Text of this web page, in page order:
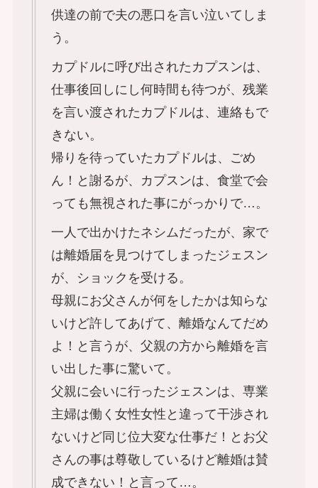
供達の前で夫の悪口を言い泣いてしま
う。
カプドルに呼び出されたカプスンは、
仕事後回しにし何時間も待つが、残業
を言い渡されたカプドルは、連絡もで
きない。
帰りを待っていたカプドルは、ごめ
ん！と謝るが、カプスンは、食堂で会
っても無視された事にがっかりで…。
一人で出かけたネシムだったが、家で
は離婚届を見つけてしまったジェスン
が、ショックを受ける。
母親にお父さんが何をしたかは知らな
いけど許してあげて、離婚なんてだめ
よ！と言うが、父親の方から離婚を言
い出した事に驚いて。
父親に会いに行ったジェスンは、専業
主婦は働く女性女性と違って干渉され
ないけど同じ位大変な仕事だ！とお父
さんの事は尊敬しているけど離婚は賛
成できない！と言って…。